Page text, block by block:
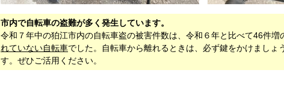
市内で自転車の盗難が多く発生しています。
令和７年中の狛江市内の自転車盗の被害件数は、令和６年と比べて46件増
れていない自転車でした。自転車から離れるときは、必ず鍵をかけまし
す。ぜひご活用ください。